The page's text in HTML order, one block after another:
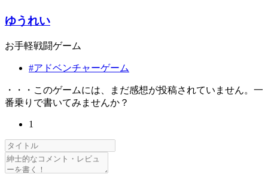
ゆうれい
お手軽戦闘ゲーム
#アドベンチャーゲーム
・・・このゲームには、まだ感想が投稿されていません。一
番乗りで書いてみませんか？
1